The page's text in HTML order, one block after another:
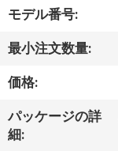
ト
私
に
モデル番号:
最小注文数量:
価格:
パッケージの詳
細: